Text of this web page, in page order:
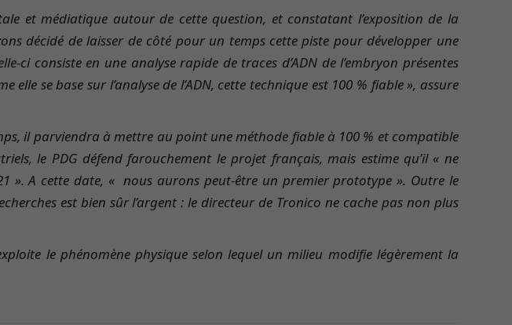
et médiatique autour de cette question, et constatant l’exposition de la
décidé de laisser de côté pour un temps cette piste pour développer une
ci consiste en une analyse rapide de traces d’ADN de l’embryon présentes
se base sur l’analyse de l’ADN, cette technique est 100 % fiable », assure
il parviendra à mettre au point une méthode fiable à 100 % et compatible
le PDG défend farouchement le projet français, mais estime qu’il « ne
». A cette date, « nous aurons peut-être un premier prototype ». Outre le
est bien sûr l’argent : le directeur de Tronico ne cache pas non plus
le phénomène physique selon lequel un milieu modifie légèrement la